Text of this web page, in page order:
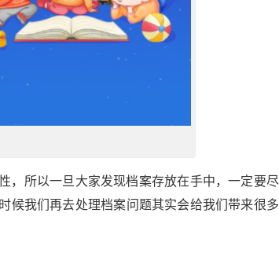
，所以一旦大家发现档案存放在手中，一定要
候我们再去处理档案问题其实会给我们带来很